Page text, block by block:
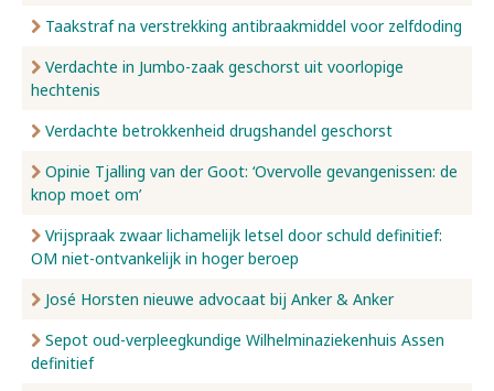
Taakstraf na verstrekking antibraakmiddel voor zelfdoding
Verdachte in Jumbo-zaak geschorst uit voorlopige
hechtenis
Verdachte betrokkenheid drugshandel geschorst
Opinie Tjalling van der Goot: ‘Overvolle gevangenissen: de
knop moet om’
Vrijspraak zwaar lichamelijk letsel door schuld definitief:
OM niet-ontvankelijk in hoger beroep
José Horsten nieuwe advocaat bij Anker & Anker
Sepot oud-verpleegkundige Wilhelminaziekenhuis Assen
definitief